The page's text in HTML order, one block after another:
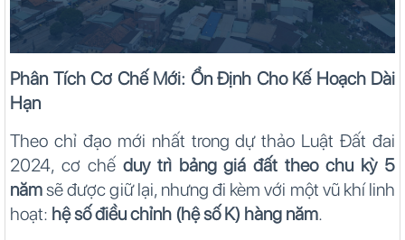
Phân Tích Cơ Chế Mới: Ổn Định Cho Kế Hoạch Dài
Hạn
Theo chỉ đạo mới nhất trong dự thảo Luật Đất đai
2024, cơ chế duy trì bảng giá đất theo chu kỳ 5
nămsẽ được giữ lại, nhưng đi kèm với một vũ khí linh
hoạt: hệ số điều chỉnh (hệ số K) hàng năm.